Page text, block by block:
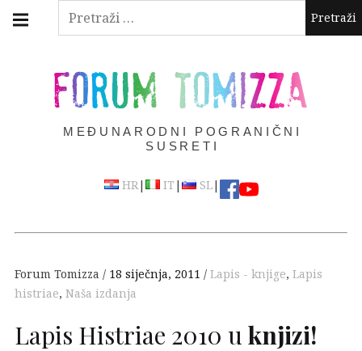
Pretraži:
Skip
FORUM TOMIZZA
MEĐUNARODNI POGRANIČNI
SUSRETI
HR| IT | SL|
navigation
Forum Tomizza 18 siječnja, 2011 Lapis - knjige, Lapis
histriae, Naša izdanja
Lapis Histriae 2010 u knjizi!